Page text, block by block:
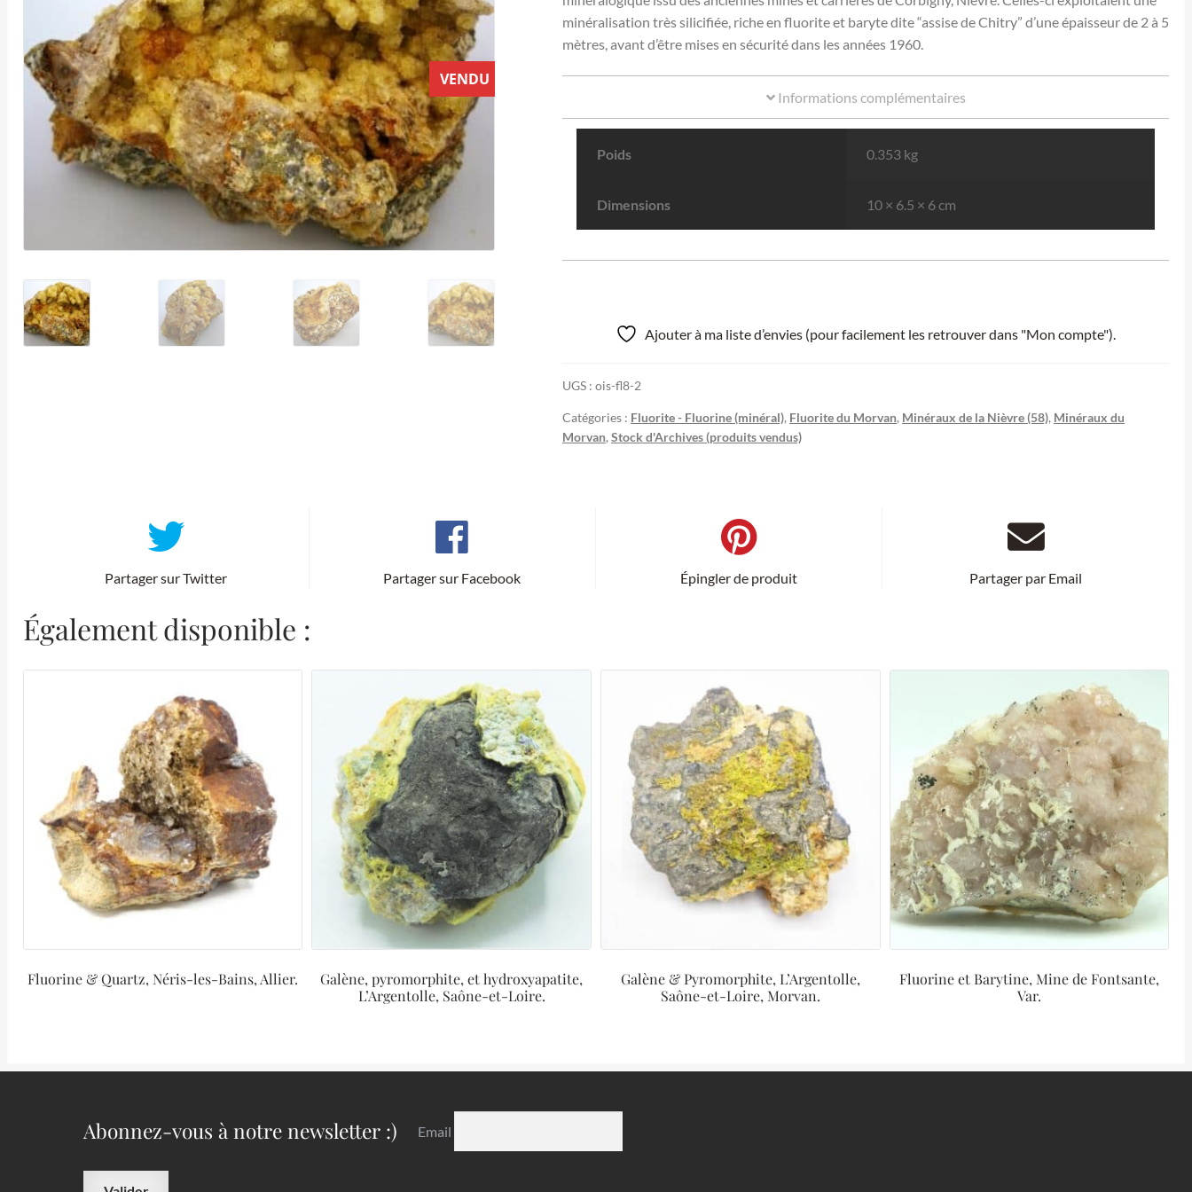
VENDU
minéralisation très silicifiée, riche en fluorite et baryte dite “assise de Chitry” d’une épaisseur de 2 à 5
mètres, avant d’être mises en sécurité dans les années 1960.
Informations complémentaires
Poids 0.353 kg
Dimensions 10 × 6.5 × 6 cm
Ajouter à ma liste d’envies (pour facilement les retrouver dans "Mon compte").
UGS : ois-fl8-2
Catégories : Fluorite - Fluorine (minéral), Fluorite du Morvan, Minéraux de la Nièvre (58), Minéraux du
Morvan, Stock d'Archives (produits vendus)
Partager sur Twitter Partager sur Facebook Épingler de produit Partager par Email
Également disponible :
Fluorine & Quartz, Néris-les-Bains, Allier.
Galène, pyromorphite, et hydroxyapatite,
L’Argentolle, Saône-et-Loire.
Galène & Pyromorphite, L’Argentolle,
Saône-et-Loire, Morvan.
Fluorine et Barytine, Mine de Fontsante,
Var.
Abonnez-vous à notre newsletter :) Email